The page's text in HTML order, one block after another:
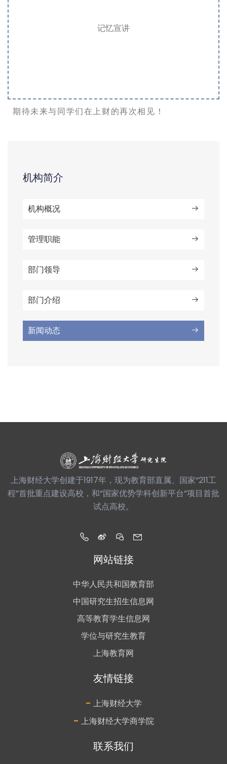
记忆宣讲
期待未来与同学们在上财的再次相见！
机构简介
机构概况
管理职能
部门领导
部门介绍
新闻动态
上海财经大学创建于1917年，现为教育部直属、国家“211工
程”首批重点建设高校，和“国家优势学科创新平台”项目首批
试点高校。
网站链接
中华人民共和国教育部
中国研究生招生信息网
高等教育学生信息网
学位与研究生教育
上海教育网
友情链接
- 上海财经大学
- 上海财经大学商学院
联系我们